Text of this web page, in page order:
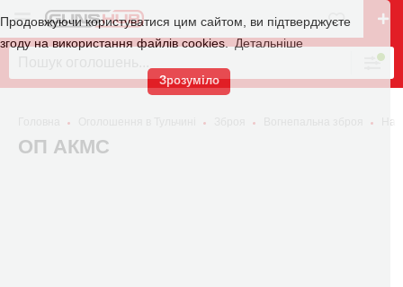
Продовжуючи користуватися цим сайтом, ви підтверджуєте
згоду на використання файлів cookies.
Детальніше
Зрозуміло
ОП АКМС